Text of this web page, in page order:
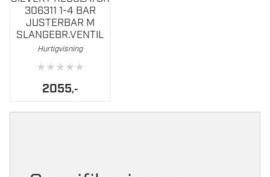
306311 1-4 BAR
JUSTERBAR M
SLANGEBR.VENTIL
Hurtigvisning
★★★★★
2055,-